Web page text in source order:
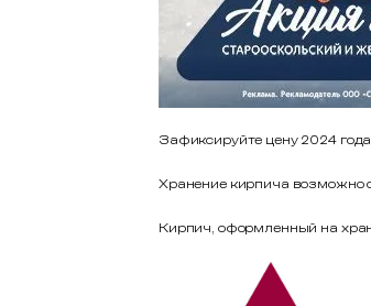
Зафиксируйте цену 2024
Хранение кирпича возможно
Кирпич, оформленный на